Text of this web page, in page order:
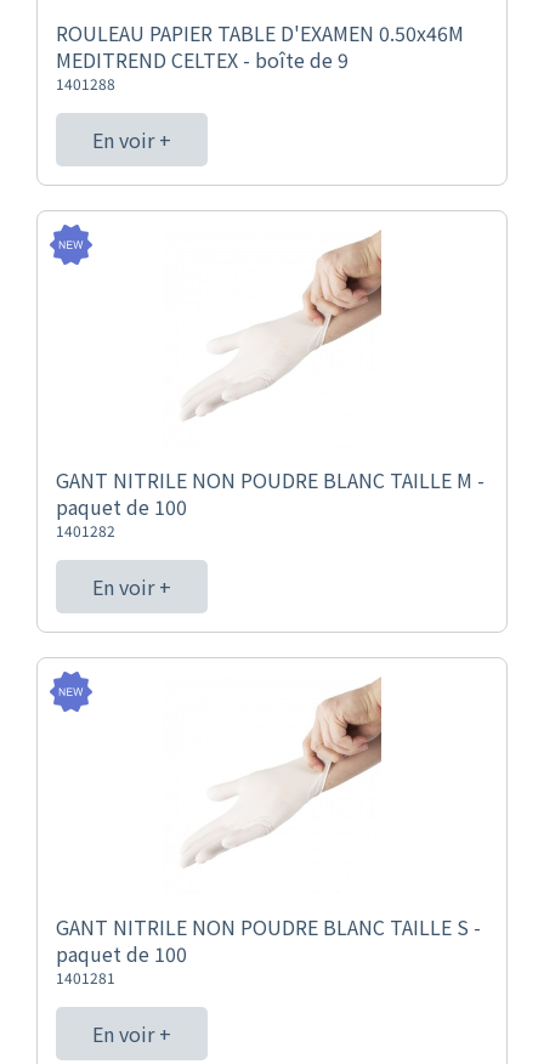
ROULEAU PAPIER TABLE D'EXAMEN 0.50x46M
MEDITREND CELTEX - boîte de 9
1401288
En voir +
GANT NITRILE NON POUDRE BLANC TAILLE M -
paquet de 100
1401282
En voir +
GANT NITRILE NON POUDRE BLANC TAILLE S -
paquet de 100
1401281
En voir +